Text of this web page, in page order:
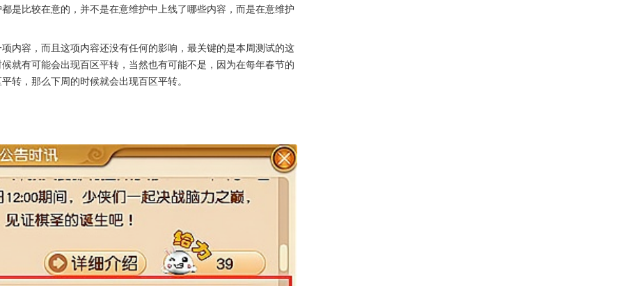
是比较在意的，并不是在意维护中上线了哪些内容，而是在意维护
内容，而且这项内容还没有任何的影响，最关键的是本周测试的这
就有可能会出现百区平转，当然也有可能不是，因为在每年春节的
转，那么下周的时候就会出现百区平转。